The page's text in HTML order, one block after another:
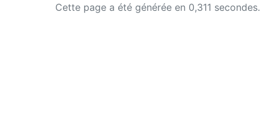
Cette page a été générée en 0,311 secondes.